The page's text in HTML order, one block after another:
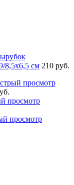
8,5х6,5 см 210 руб.
просмотр
просмотр
просмотр